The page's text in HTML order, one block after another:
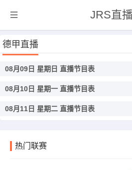
JRS直
德甲直播
08月09日 星期日 直播节目表
08月10日 星期一 直播节目表
08月11日 星期二 直播节目表
热门联赛